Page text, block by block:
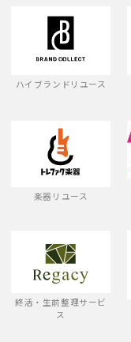
ハイブランドリユース
楽器リユース
終活・生前整理サービ
ス